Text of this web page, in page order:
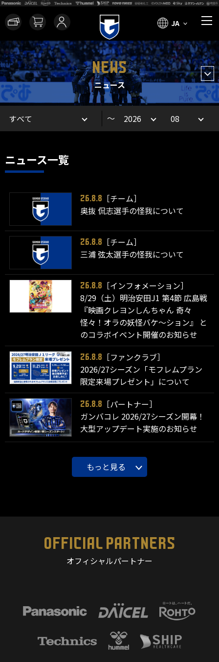
JA
NEWS
ニュース
～
ニュース一覧
26.8.8
［チーム］
奥抜 侃志選手の怪我について
26.8.8
［チーム］
三浦 弦太選手の怪我について
26.8.8
［インフォメーション］
8/29（土）明治安田J1 第4節 広島戦
『映画クレヨンしんちゃん 奇々
怪々！オラの妖怪バケ～ション』 と
のコラボイベント開催のお知らせ
26.8.8
［ファンクラブ］
2026/27シーズン「モフレムプラン
限定来場プレゼント」について
26.8.8
［パートナー］
ガンバコレ 2026/27シーズン開幕！
大型アップデート実施のお知らせ
もっと見る
OFFICIAL PARTNERS
オフィシャルパートナー